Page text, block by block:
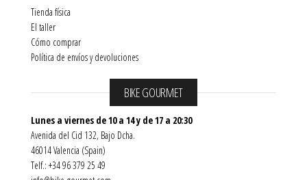
Tienda física
El taller
Cómo comprar
Política de envíos y devoluciones
BIKE GOURMET
Lunes a viernes de 10 a 14 y de 17 a 20:30
Avenida del Cid 132, Bajo Dcha.
46014 Valencia (Spain)
Telf.: +34 96 379 25 49